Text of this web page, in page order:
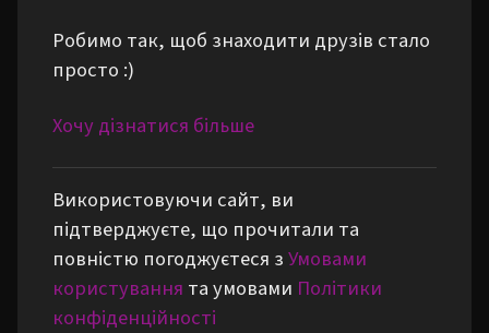
Робимо так, щоб знаходити друзів стало
просто :)
Хочу дізнатися більше
Використовуючи сайт, ви
підтверджуєте, що прочитали та
повністю погоджуєтеся зУмовами
користування та умовами Політики
конфіденційності